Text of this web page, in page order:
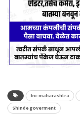
Inc maharashtra
Shinde goverment